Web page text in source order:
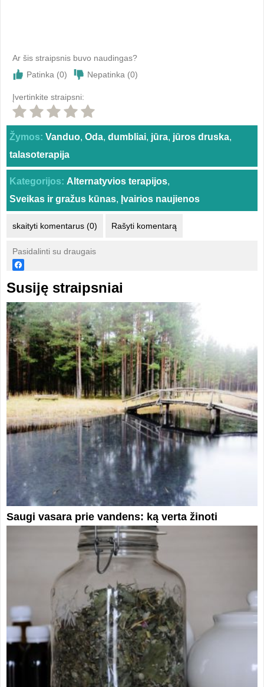
Ar šis straipsnis buvo naudingas?
Patinka (0) Nepatinka (0)
Įvertinkite straipsni:
Žymos: Vanduo, Oda, dumbliai, jūra, jūros druska,
talasoterapija
Kategorijos: Alternatyvios terapijos,
Sveikas ir gražus kūnas, Įvairios naujienos
skaityti komentarus (0) Rašyti komentarą
Pasidalinti su draugais
Susiję straipsniai
Saugi vasara prie vandens: ką verta žinoti